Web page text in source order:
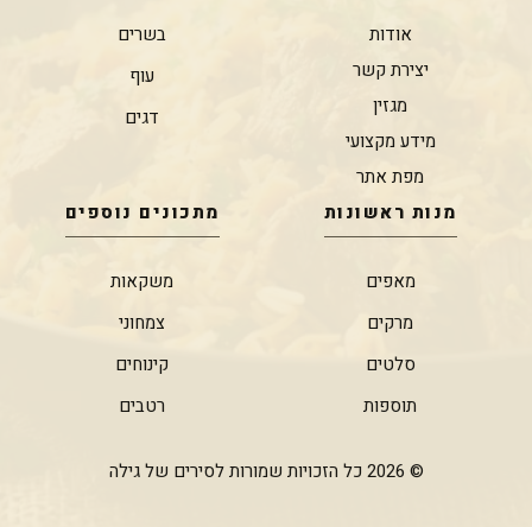
אודות
יצירת קשר
מגזין
מידע מקצועי
מפת אתר
בשרים
עוף
דגים
מנות ראשונות
מאפים
מרקים
סלטים
תוספות
מתכונים נוספים
משקאות
צמחוני
קינוחים
רטבים
© 2026 כל הזכויות שמורות לסירים של גילה